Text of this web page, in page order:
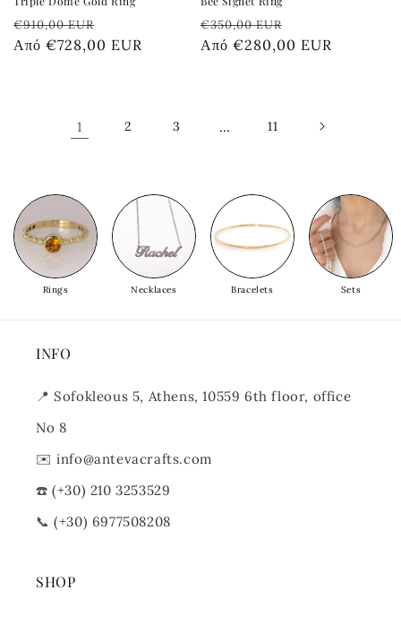
Κανονική
τιμή
€910,00 EUR
έκπτωσης
Από €728,00 EUR
Κανονική
τιμή
€350,00 EUR
έκπτωσης
Από €280,00 EUR
1 2 3 … 11
Rings Necklaces Bracelets Sets
INFO
📍Sofokleous 5, Athens, 10559 6th floor, office
No 8
✉️ info@antevacrafts.com
☎️(+30) 210 3253529
📞(+30) 6977508208
SHOP